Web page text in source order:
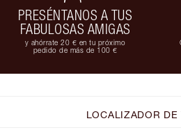
PRESÉNTANOS A TUS
FABULOSAS AMIGAS
y ahórrate 20 € en tu próximo
pedido de más de 100 €
LOCALIZADOR DE